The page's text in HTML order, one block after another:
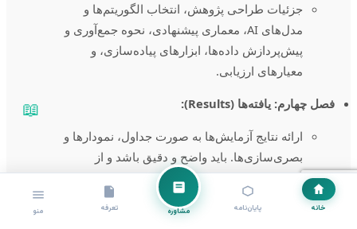
خانه پایان‌نامه مشاوره تعرفه منو
جزئیات طراحی پژوهش، انتخاب الگوریتم‌ها و
مدل‌های AI، معماری پیشنهادی، نحوه جمع‌آوری و
پیش‌پردازش داده‌ها، ابزارهای پیاده‌سازی، و
معیارهای ارزیابی.
📖 فصل چهارم: یافته‌ها (Results):
ارائه نتایج آزمایش‌ها به صورت جداول، نمودارها و
بصری‌سازی‌ها. باید واضح و دقیق باشد و از
توضیحات اضافی پرهیز شود.
📖
فصل پنجم: بحث و نتیجه‌گیری (Discussion &